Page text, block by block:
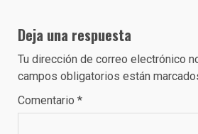
Deja una respuesta
Tu dirección de correo electrónico
campos obligatorios están
Comentario *